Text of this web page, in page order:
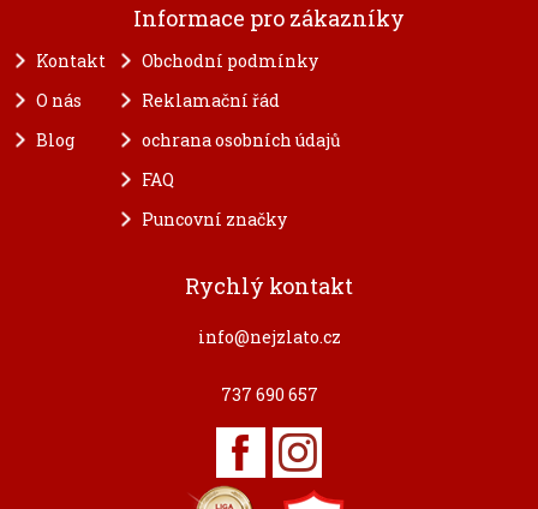
Informace pro zákazníky
Kontakt
O nás
Blog
Obchodní podmínky
Reklamační řád
ochrana osobních údajů
FAQ
Puncovní značky
Rychlý kontakt
info@nejzlato.cz
737 690 657